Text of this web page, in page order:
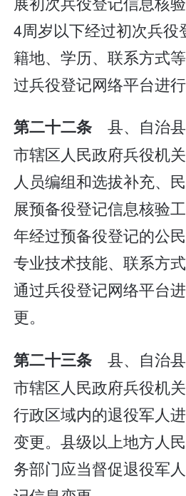
4周岁以下经过初次兵役
籍地、学历、联系方式
过兵役登记网络平台进行
第二十二条 县、自治县
市辖区人民政府兵役机
人员编组和选拔补充、
展预备役登记信息核验
年经过预备役登记的公民
专业技术技能、联系方
通过兵役登记网络平台
更。
第二十三条 县、自治县
市辖区人民政府兵役机
行政区域内的退役军人
变更。县级以上地方人
务部门应当督促退役军